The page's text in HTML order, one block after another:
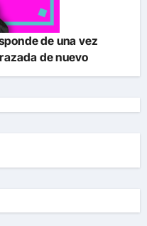
de una vez
de nuevo